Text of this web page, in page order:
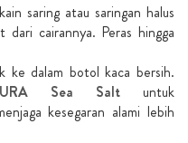
saring atau saringan halus
dari cairannya. Peras hingga
ke dalam botol kaca bersih.
Sea Salt untuk
kesegaran alami lebih